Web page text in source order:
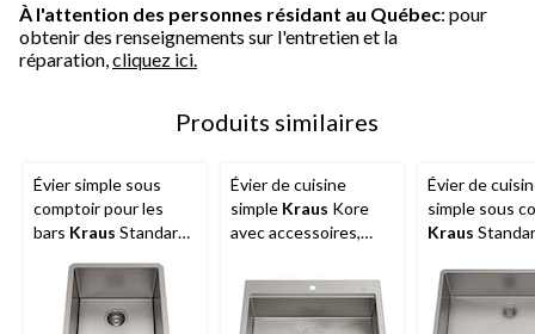
À l'attention des personnes résidant au Québec: pour
obtenir des renseignements sur l'entretien et la
réparation, cliquez ici.
Produits similaires
Évier simple sous
comptoir pour les
bars Kraus Standard
acier inoxydable
Évier de cuisine
simple Kraus Kore
avec accessoires,
x 21 x 9 po, acier
inoxydable
Évier de
simple sous
Kraus
inoxydable